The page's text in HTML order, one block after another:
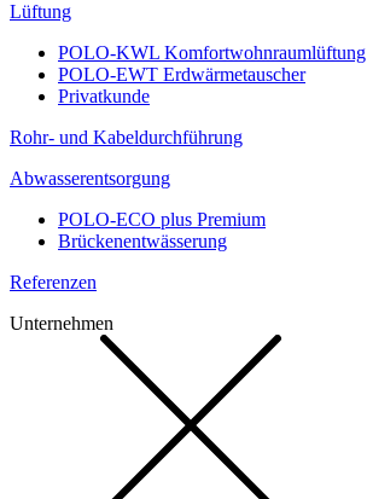
Lüftung
POLO-KWL Komfortwohnraumlüftung
POLO-EWT Erdwärmetauscher
Privatkunde
Rohr- und Kabeldurchführung
Abwasserentsorgung
POLO-ECO plus Premium
Brückenentwässerung
Referenzen
Unternehmen